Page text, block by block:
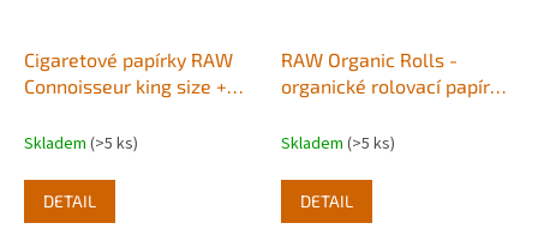
Cigaretové papírky RAW
Connoisseur king size +
Skladem (>5 ks)
DETAIL
RAW Organic Rolls -
organické rolovací papírky
Skladem (>5 ks)
DETAIL